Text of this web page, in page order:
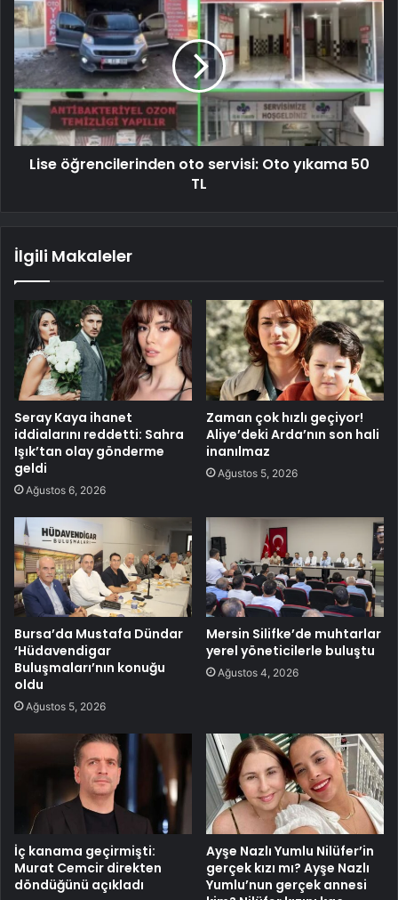
Lise öğrencilerinden oto servisi: Oto yıkama 50
TL
İlgili Makaleler
Seray Kaya ihanet
iddialarını reddetti: Sahra
Işık’tan olay gönderme
geldi
Ağustos 6, 2026
Zaman çok hızlı geçiyor!
Aliye’deki Arda’nın son hali
inanılmaz
Ağustos 5, 2026
Bursa’da Mustafa Dündar
‘Hüdavendigar
Buluşmaları’nın konuğu
oldu
Ağustos 5, 2026
Mersin Silifke’de muhtarlar
yerel yöneticilerle buluştu
Ağustos 4, 2026
İç kanama geçirmişti:
Murat Cemcir direkten
döndüğünü açıkladı
Ayşe Nazlı Yumlu Nilüfer’in
gerçek kızı mı? Ayşe Nazlı
Yumlu’nun gerçek annesi